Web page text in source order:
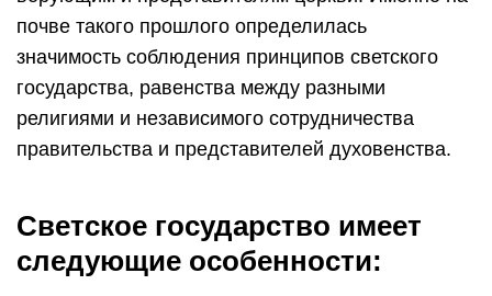
почве такого прошлого определилась
значимость соблюдения принципов светского
государства, равенства между разными
религиями и независимого сотрудничества
правительства и представителей духовенства.
Светское государство имеет
следующие особенности: